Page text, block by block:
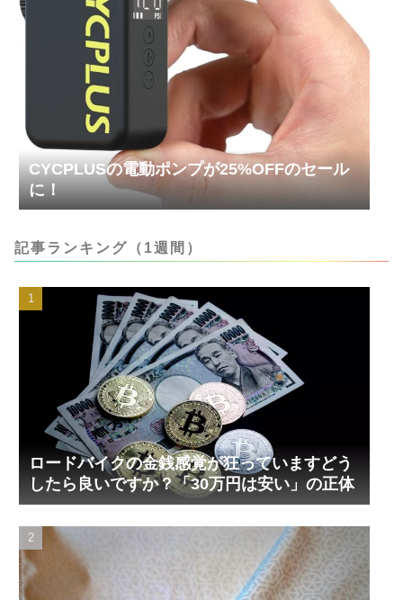
CYCPLUSの電動ポンプが25%OFFのセール
に！
記事ランキング（1週間）
ロードバイクの金銭感覚が狂っていますどう
したら良いですか？「30万円は安い」の正体